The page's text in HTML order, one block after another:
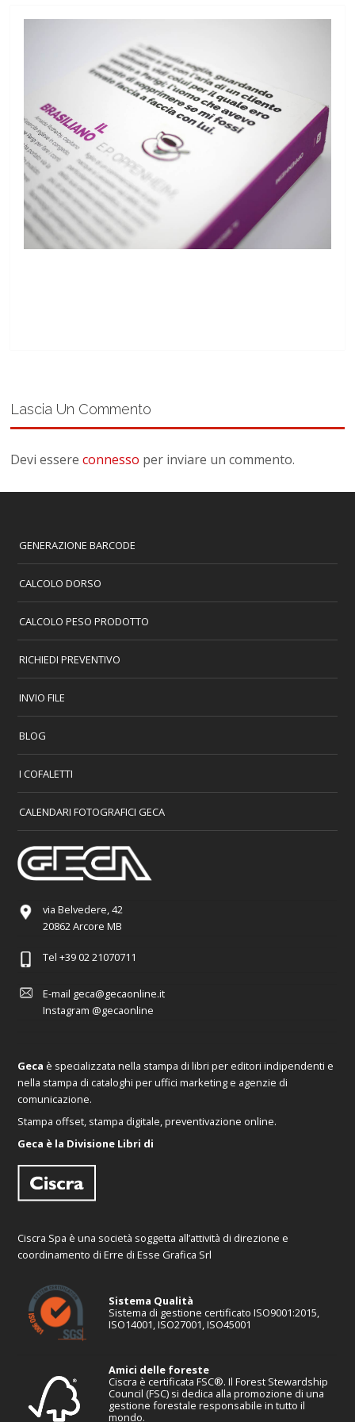
Lascia Un Commento
Devi essereconnesso per inviare un commento.
GENERAZIONE BARCODE
CALCOLO DORSO
CALCOLO PESO PRODOTTO
RICHIEDI PREVENTIVO
INVIO FILE
BLOG
I COFALETTI
CALENDARI FOTOGRAFICI GECA
via Belvedere, 42
20862 Arcore MB
Tel +39 02 21070711
E-mail geca@gecaonline.it
Instagram @gecaonline
Geca è specializzata nella stampa di libri per editori indipendenti e
nella stampa di cataloghi per uffici marketing e agenzie di
comunicazione.
Stampa offset, stampa digitale, preventivazione online.
Geca è la Divisione Libri di
Ciscra Spa è una società soggetta all’attività di direzione e
coordinamento di Erre di Esse Grafica Srl
Sistema Qualità
Sistema di gestione certificato ISO9001:2015,
ISO14001, ISO27001, ISO45001
Amici delle foreste
Ciscra è certificata FSC®. Il Forest Stewardship
Council (FSC) si dedica alla promozione di una
gestione forestale responsabile in tutto il
mondo.